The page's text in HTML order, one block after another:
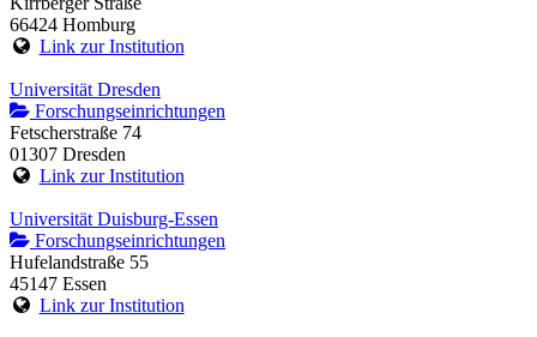
66424 Homburg
Link zur Institution
Universität Dresden
Forschungseinrichtungen
Fetscherstraße 74
01307 Dresden
Link zur Institution
Universität Duisburg-Essen
Forschungseinrichtungen
Hufelandstraße 55
45147 Essen
Link zur Institution